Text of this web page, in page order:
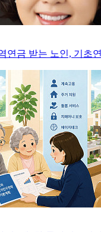
연금 받는 노인, 기초